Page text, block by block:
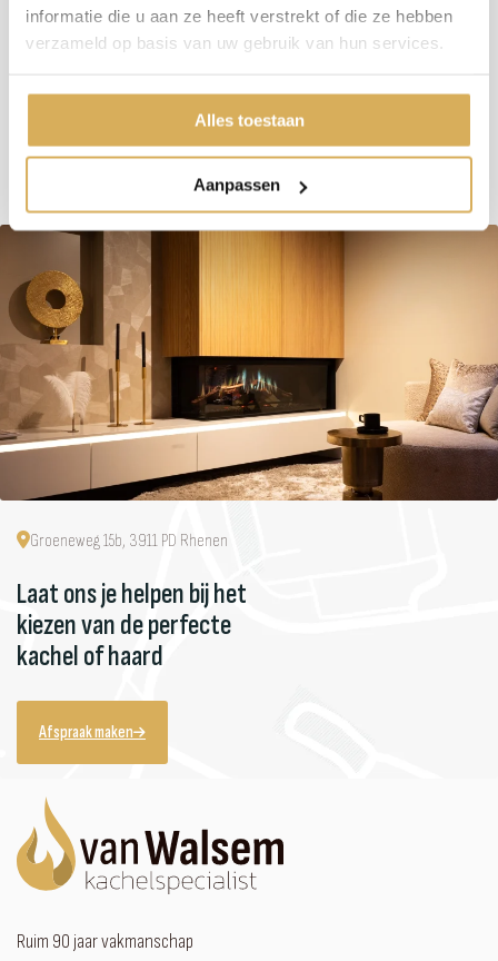
informatie die u aan ze heeft verstrekt of die ze hebben
verzameld op basis van uw gebruik van hun services.
Alles toestaan
Aanpassen
Vuurzicht
Front
Groeneweg 15b, 3911 PD Rhenen
Laat ons je helpen bij het
kiezen van de perfecte
kachel of haard
Afspraak maken
Ruim 90 jaar vakmanschap